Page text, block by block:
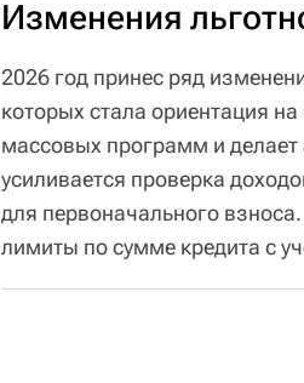
Изменения
2026 год принес ряд
которых стала ориентация на
массовых программ и делает
усиливается проверка
для первоначального
лимиты по сумме кредита с